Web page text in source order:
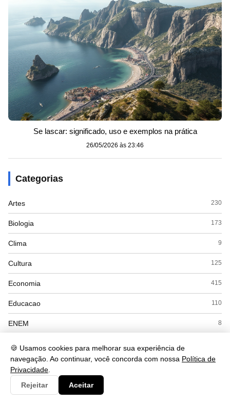
🍪 Usamos cookies para melhorar sua experiência de
navegação. Ao continuar, você concorda com nossa Política de
Privacidade
Rejeitar
Aceitar
Se lascar: significado, uso e exemplos na prática
26/05/2026 às 23:46
Categorias
Artes 230
Biologia 173
Clima 9
Cultura 125
Economia 415
Educacao 110
ENEM 8
Espanhol
Esporte 28
Exercícios